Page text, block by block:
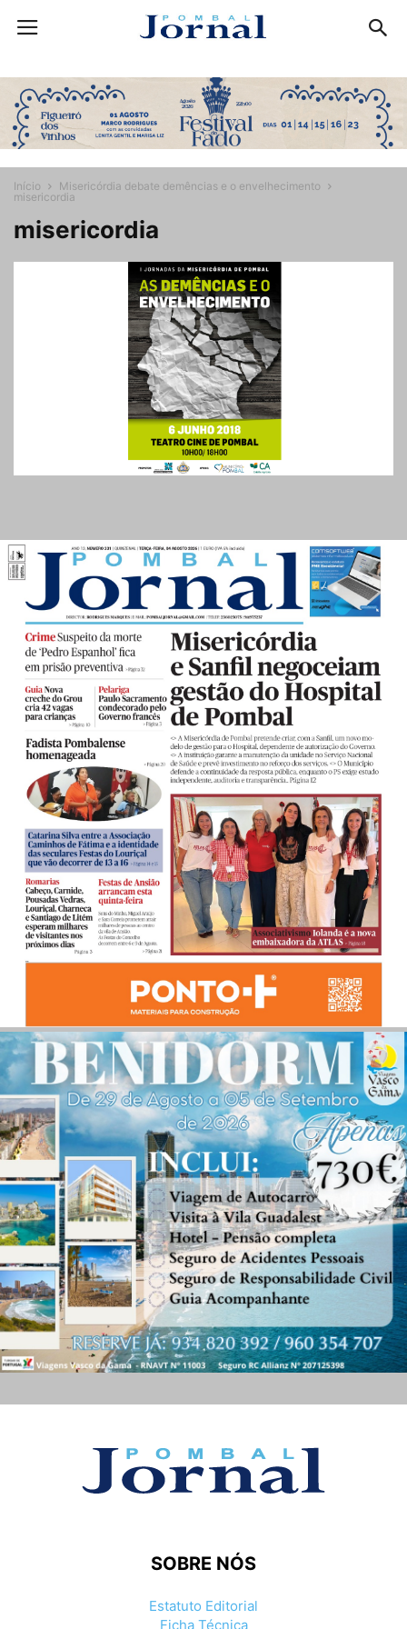
Início
Misericórdia debate demências e o envelhecimento
misericordia
misericordia
SOBRE NÓS
Estatuto Editorial
Ficha Técnica